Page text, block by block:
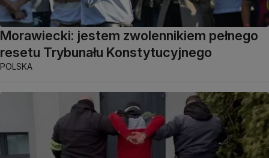
Morawiecki: jestem zwolennikiem pełnego
resetu Trybunału Konstytucyjnego
POLSKA